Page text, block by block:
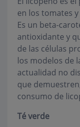
en los tomates
Es un beta-
antioxidante y
de las células
los modelos de
actualidad no
que
consumo de
Té verde